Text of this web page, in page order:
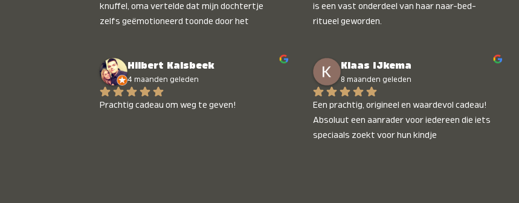
knuffel, oma vertelde dat mijn dochtertje
zelfs geëmotioneerd toonde door het
is een vast onderdeel van haar naar-bed-
ritueel geworden.
Hilbert Kalsbeek
4 maanden geleden
Prachtig cadeau om weg te geven!
Klaas IJkema
8 maanden geleden
Een prachtig, origineel en waardevol cadeau!
Absoluut een aanrader voor iedereen die iets
speciaals zoekt voor hun kindje